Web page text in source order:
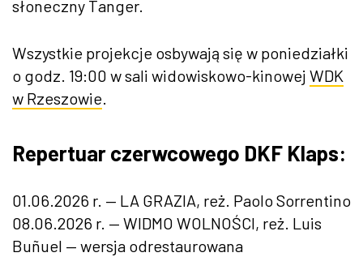
słoneczny Tanger.
Wszystkie projekcje osbywają się w poniedziałki
o godz. 19:00 w sali widowiskowo-kinowej WDK
w Rzeszowie
Repertuar czerwcowego DKF Klaps:
01.06.2026 r. — LA GRAZIA, reż. Paolo Sorrentino
08.06.2026 r. — WIDMO WOLNOŚCI, reż. Luis
Buñuel — wersja odrestaurowana